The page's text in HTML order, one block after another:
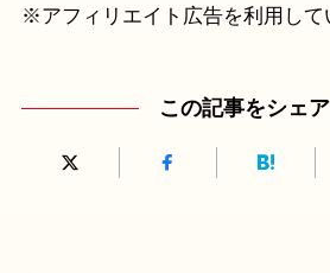
※アフィリエイト広告を利用して
この記事をシェ